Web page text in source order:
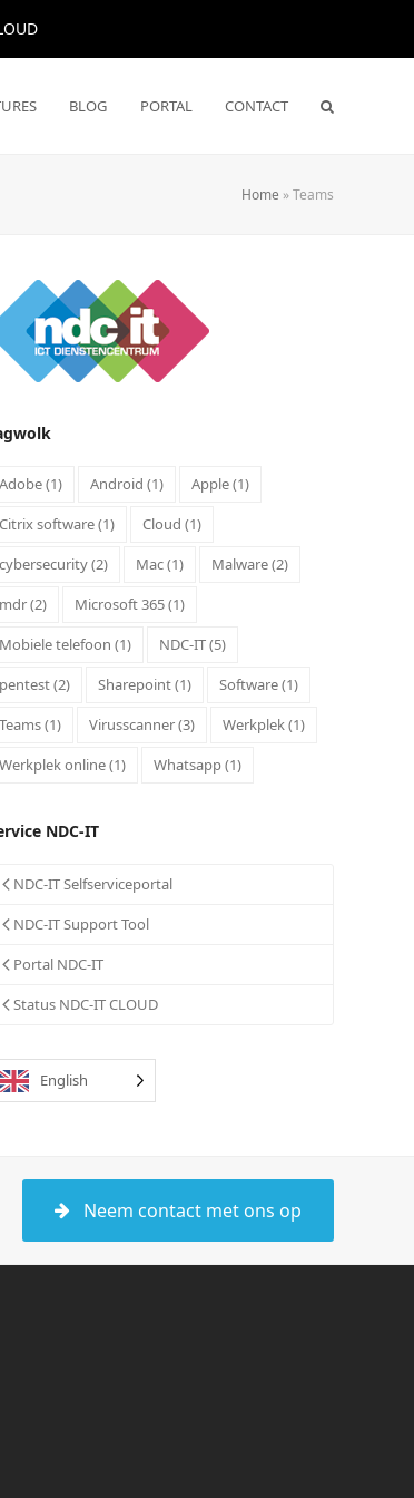
BLOG PORTAL CONTACT
Home »Teams
Adobe(1) Android (1) Apple(1)
Citrix software(1) Cloud (1)
cybersecurity(2) Mac(1) Malware(2)
mdr(2) Microsoft 365(1)
Mobiele telefoon (1) NDC-IT(5)
pentest(2) Sharepoint(1) Software(1)
Teams(1) Virusscanner(3) Werkplek(1)
Werkplek online(1) Whatsapp(1)
NDC-IT
NDC-IT Selfserviceportal
NDC-IT Support Tool
Portal NDC-IT
Status NDC-IT CLOUD
English
Neem contact met ons op